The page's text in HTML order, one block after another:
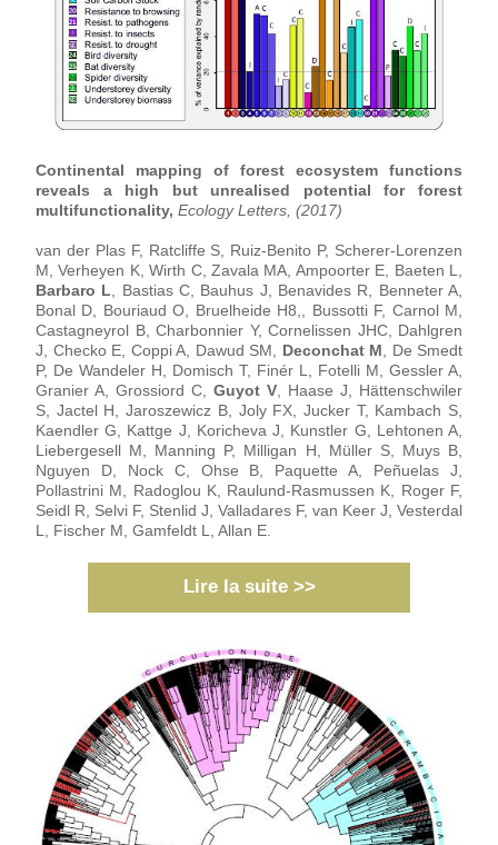
Continental mapping of forest ecosystem functions
reveals a high but unrealised potential for forest
multifunctionality, Ecology Letters, (2017)
van der Plas F, Ratcliffe S, Ruiz-Benito P, Scherer-Lorenzen
Barbaro L , Bastias C, Bauhus J, Benavides R, Benneter A,
Bonal D, Bouriaud O, Bruelheide H8,, Bussotti F, Carnol M,
Castagneyrol B, Charbonnier Y, Cornelissen JHC, Dahlgren
J, Checko E, Coppi A, Dawud SM, Deconchat M , De Smedt
P, De Wandeler H, Domisch T, Finér L, Fotelli M, Gessler A,
Granier A, Grossiord C, Guyot V , Haase J, Hättenschwiler
S, Jactel H, Jaroszewicz B, Joly FX, Jucker T, Kambach S,
Kaendler G, Kattge J, Koricheva J, Kunstler G, Lehtonen A,
Liebergesell M, Manning P, Milligan H, Müller S, Muys B,
Nguyen D, Nock C, Ohse B, Paquette A, Peñuelas J,
Pollastrini M, Radoglou K, Raulund-Rasmussen K, Roger F,
Seidl R, Selvi F, Stenlid J, Valladares F, van Keer J, Vesterdal
L, Fischer M, Gamfeldt L, Allan E.
Lire la suite >>